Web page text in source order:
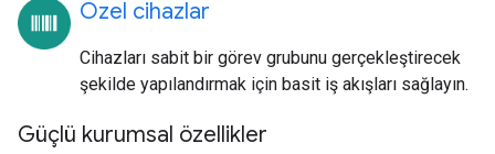
Özel cihazlar
Cihazları sabit bir görev grubunu gerçekleştirecek
şekilde yapılandırmak için basit iş akışları sağlayın.
Güçlü kurumsal özellikler